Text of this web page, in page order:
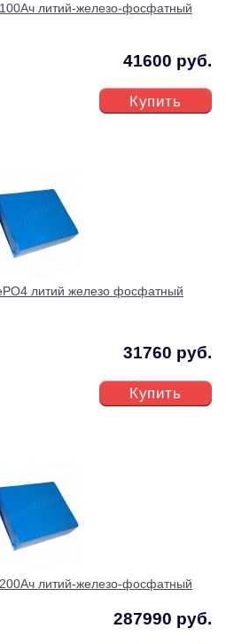
литий-железо-фосфатный
41600 руб.
Купить
литий железо фосфатный
31760 руб.
Купить
литий-железо-фосфатный
287990 руб.